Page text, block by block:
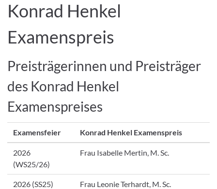
Konrad Henkel
Examenspreis
Preisträgerinnen und Preisträger
des Konrad Henkel
Examenspreises
Examensfeier Konrad Henkel Examenspreis
2026
(WS25/26)
Frau Isabelle Mertin, M. Sc.
2026 (SS25) Frau Leonie Terhardt, M. Sc.